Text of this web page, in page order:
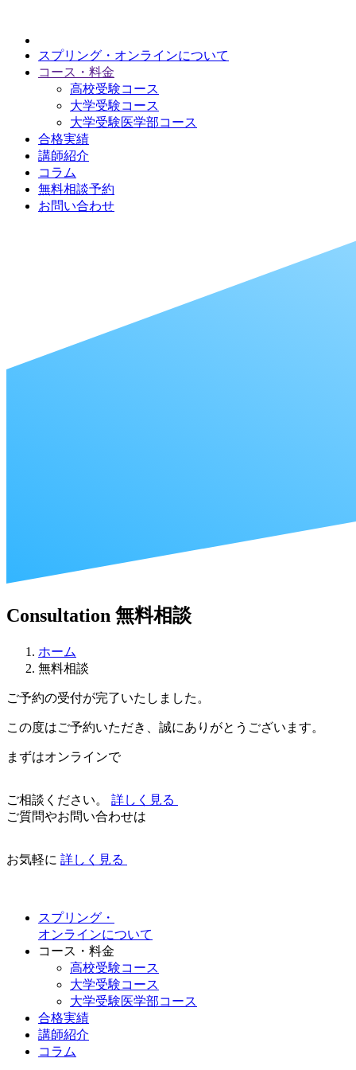
スプリング・オンラインについて
コース・料金
高校受験コース
大学受験コース
大学受験医学部コース
合格実績
講師紹介
コラム
無料相談予約
お問い合わせ
Consultation 無料相談
ホーム
無料相談
ご予約の受付が完了いたしました。
この度はご予約いただき、誠にありがとうございます。
まずはオンラインで
ご相談ください。 詳しく見る
ご質問やお問い合わせは
お気軽に 詳しく見る
スプリング・
オンラインについて
コース・料金
高校受験コース
大学受験コース
大学受験医学部コース
合格実績
講師紹介
コラム